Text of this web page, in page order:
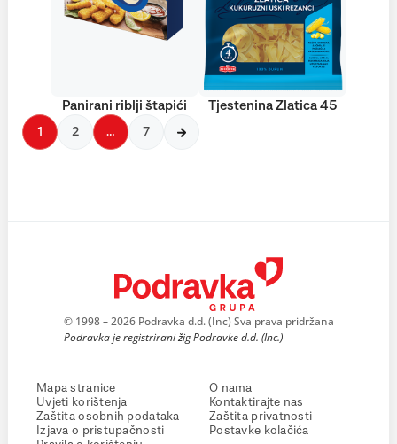
Panirani riblji štapići Tjestenina Zlatica 45
1 2 … 7
© 1998 – 2026 Podravka d.d. (Inc) Sva prava pridržana
Podravka je registrirani žig Podravke d.d. (Inc.)
Mapa stranice
Uvjeti korištenja
Zaštita osobnih podataka
Izjava o pristupačnosti
O nama
Kontaktirajte nas
Zaštita privatnosti
Postavke kolačića